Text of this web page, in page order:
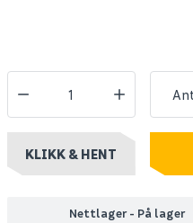
KLIKK & HENT
Nettlager - På lager